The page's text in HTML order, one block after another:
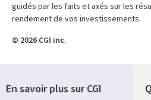
guidés par les faits et axés sur les
rendement de vos investissements.
© 2026 CGI inc.
En savoir plus sur CGI